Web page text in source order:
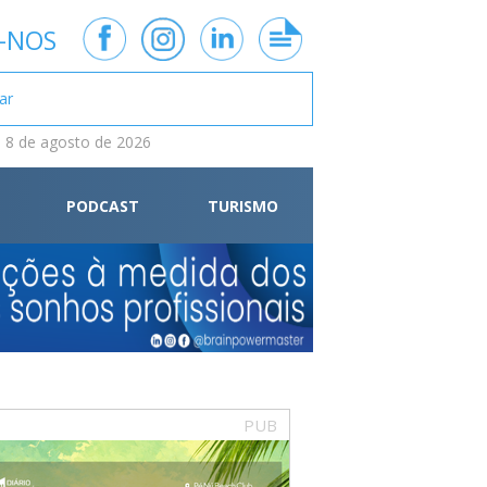
8 de agosto de 2026
PODCAST TURISMO
PUB